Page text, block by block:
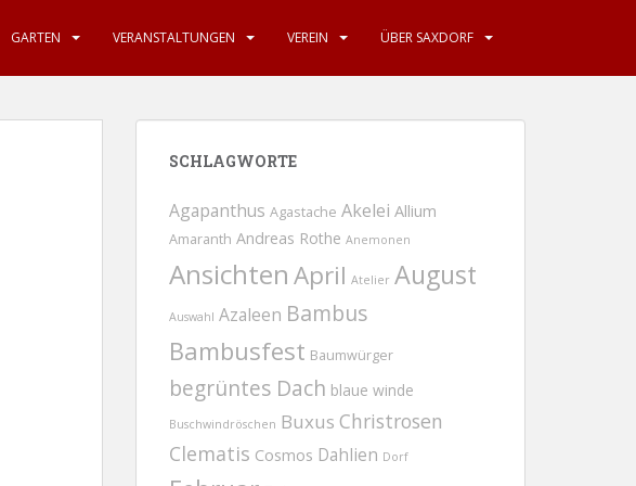
GARTEN VERANSTALTUNGEN VEREIN ÜBER SAXDORF
SCHLAGWORTE
Agapanthus Agastache Akelei Allium
Amaranth Andreas Rothe Anemonen
AnsichtenApril Atelier August
Auswahl Azaleen Bambus
Bambusfest Baumwürger
begrüntes Dach blaue winde
Buschwindröschen Buxus Christrosen
Clematis Cosmos Dahlien Dorf